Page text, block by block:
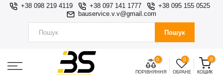
+38 098 219 4119 +38 097 141 1777
+38 095 155 0525
bauservice.v.v@gmail.com
Пошук
0
ПОРІВНЯННЯ
0
ОБРАНЕ
0
КОШИК